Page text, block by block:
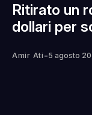
Ritirato un
dollari per
Amir Ati -5 agosto